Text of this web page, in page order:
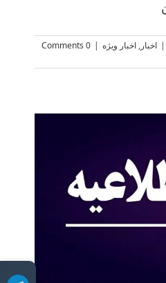
| اخبار, اخبار ویژه |
0 Comments